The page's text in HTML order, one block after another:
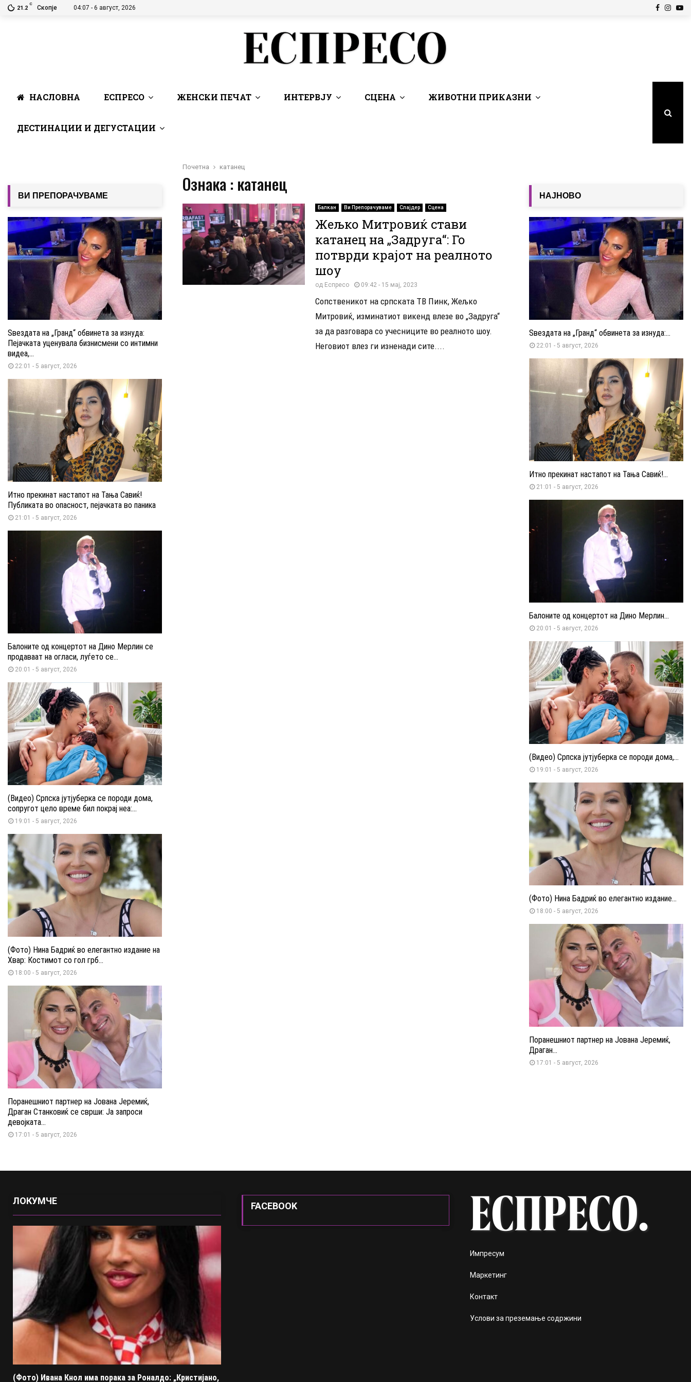
21.2
C
Скопје 04:07 - 6 август, 2026 Facebook
НАСЛОВНА ЕСПРЕСО ЖЕНСКИ ПЕЧАТ ИНТЕРВЈУ СЦЕНА ЖИВОТНИ ПРИКАЗНИ
ДЕСТИНАЦИИ И ДЕГУСТАЦИИ
Почетна катанец
Ознака : катанец
Балкан Ви Препорачуваме Слајдер Сцена
Жељко Митровиќ стави
катанец на „Задруга“: Го
потврди крајот на реалното
шоу
од Еспресо 09:42 - 15 мај, 2023
Сопственикот на српската ТВ Пинк, Жељко
Митровиќ, изминатиот викенд влезе во „Задруга“
за да разговара со учесниците во реалното шоу.
Неговиот влез ги изненади сите....
ВИ ПРЕПОРАЧУВАМЕ
Ѕвездата на „Гранд“ обвинета за изнуда:
Пејачката уценувала бизнисмени со интимни
видеа,...
22:01 - 5 август, 2026
Итно прекинат настапот на Тања Савиќ!
Публиката во опасност, пејачката во паника
21:01 - 5 август, 2026
Балоните од концертот на Дино Мерлин се
продаваат на огласи, луѓето се...
20:01 - 5 август, 2026
(Видео) Српска јутјуберка се породи дома,
сопругот цело време бил покрај неа:...
19:01 - 5 август, 2026
(Фото) Нина Бадриќ во елегантно издание на
Хвар: Костимот со гол грб...
18:00 - 5 август, 2026
Поранешниот партнер на Јована Јеремиќ,
Драган Станковиќ се сврши: Ја запроси
девојката...
17:01 - 5 август, 2026
НАЈНОВО
Ѕвездата на „Гранд“ обвинета за изнуда:...
22:01 - 5 август, 2026
Итно прекинат настапот на Тања Савиќ!...
21:01 - 5 август, 2026
Балоните од концертот на Дино Мерлин...
20:01 - 5 август, 2026
(Видео) Српска јутјуберка се породи дома,...
19:01 - 5 август, 2026
(Фото) Нина Бадриќ во елегантно издание...
18:00 - 5 август, 2026
Поранешниот партнер на Јована Јеремиќ,
Драган...
17:01 - 5 август, 2026
ЛОКУМЧЕ
(Фото) Ивана Кнол има порака за Роналдо: „Кристијано,
FACEBOOK
Импресум
Маркетинг
Контакт
Услови за преземање содржини